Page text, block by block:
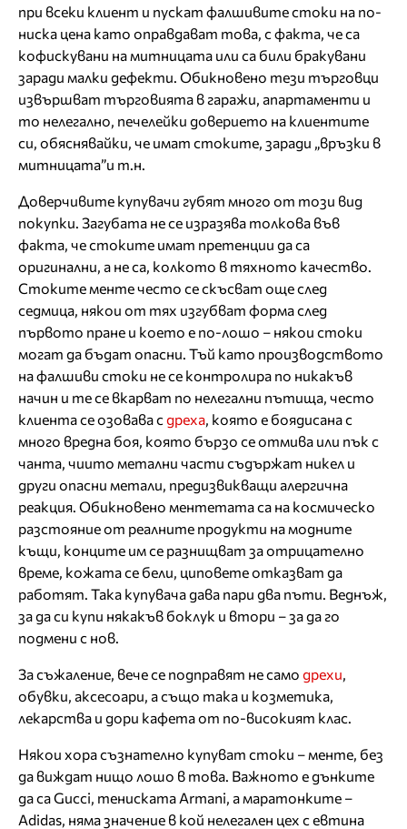
при всеки клиент и пускат фалшивите стоки на по-
ниска цена като оправдават това, с факта, че са
кофискувани на митницата или са били бракувани
заради малки дефекти. Обикновено тези търговци
извършват търговията в гаражи, апартаменти и
то нелегално, печелейки доверието на клиентите
си, обяснявайки, че имат стоките, заради „връзки в
митницата”и т.н.
Доверчивите купувачи губят много от този вид
покупки. Загубата не се изразява толкова във
факта, че стоките имат претенции да са
оригинални, а не са, колкото в тяхното качество.
Стоките менте често се скъсват още след
седмица, някои от тях изгубват форма след
първото пране и което е по-лошо – някои стоки
могат да бъдат опасни. Тъй като производството
на фалшиви стоки не се контролира по никакъв
начин и те се вкарват по нелегални пътища, често
клиента се озовава с дреха, която е боядисана с
много вредна боя, която бързо се отмива или пък с
чанта, чиито метални части съдържат никел и
други опасни метали, предизвикващи алергична
реакция. Обикновено ментетата са на космическо
разстояние от реалните продукти на модните
къщи, конците им се разнищват за отрицателно
време, кожата се бели, циповете отказват да
работят. Така купувача дава пари два пъти. Веднъж,
за да си купи някакъв боклук и втори – за да го
подмени с нов.
За съжаление, вече се подправят не само дрехи,
обувки, аксесоари, а също така и козметика,
лекарства и дори кафета от по-високият клас.
Някои хора съзнателно купуват стоки – менте, без
да виждат нищо лошо в това. Важното е дънките
да са Gucci, тениската Armani, а маратонките –
Adidas, няма значение в кой нелегален цех с евтина